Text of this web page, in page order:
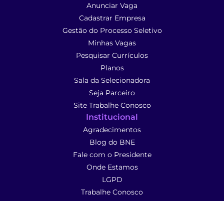
Anunciar Vaga
Cadastrar Empresa
Gestão do Processo Seletivo
Minhas Vagas
Pesquisar Currículos
Planos
Sala da Selecionadora
Seja Parceiro
Site Trabalhe Conosco
Institucional
Agradecimentos
Blog do BNE
Fale com o Presidente
Onde Estamos
LGPD
Trabalhe Conosco